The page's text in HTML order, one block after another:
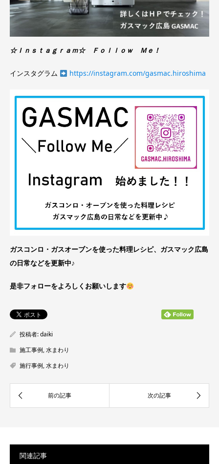
☆Ｉｎｓｔａｇｒａｍ☆ Ｆｏｌｌｏｗ Ｍｅ！
インスタグラム https://instagram.com/gasmac.hiroshima
ガスコンロ・ガスオーブンを使った料理レシピ、ガスマック広島
の日常などを更新中♪
是非フォローをよろしくお願いします
投稿者:daiki
施工事例,水まわり
施行事例,水まわり
関連記事